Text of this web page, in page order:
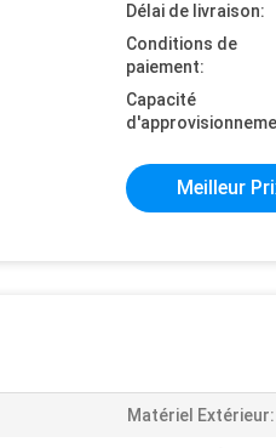
Délai de livraison:
Conditions de
paiement:
Capacité
Meilleur
Matériel Extérieur: